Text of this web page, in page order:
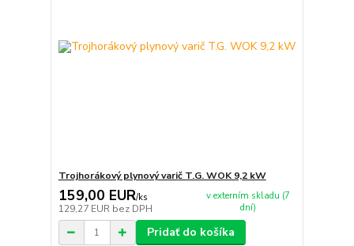
Trojhorákový plynový varič T.G. WOK 9,2 kW
159,00 EUR/ks
129,27 EUR bez DPH
v externím skladu (7
dní)
Pridať do košíka